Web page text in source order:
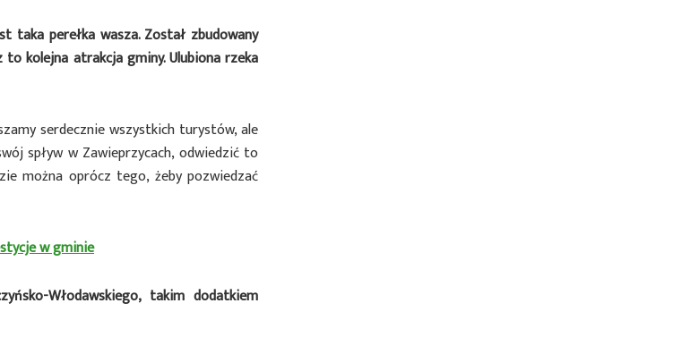
taka perełka wasza. Został zbudowany
kolejna atrakcja gminy. Ulubiona rzeka
serdecznie wszystkich turystów, ale
spływ w Zawieprzycach, odwiedzić to
można oprócz tego, żeby pozwiedzać
w gminie
Włodawskiego, takim dodatkiem